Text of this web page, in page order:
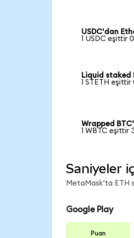
USDC'dan
1 USDC eşittir
Liquid staked
1 STETH
Wrapped
1 WBTC eşittir
Saniyeler
MetaMask'ta ETH
Google Play
Puan